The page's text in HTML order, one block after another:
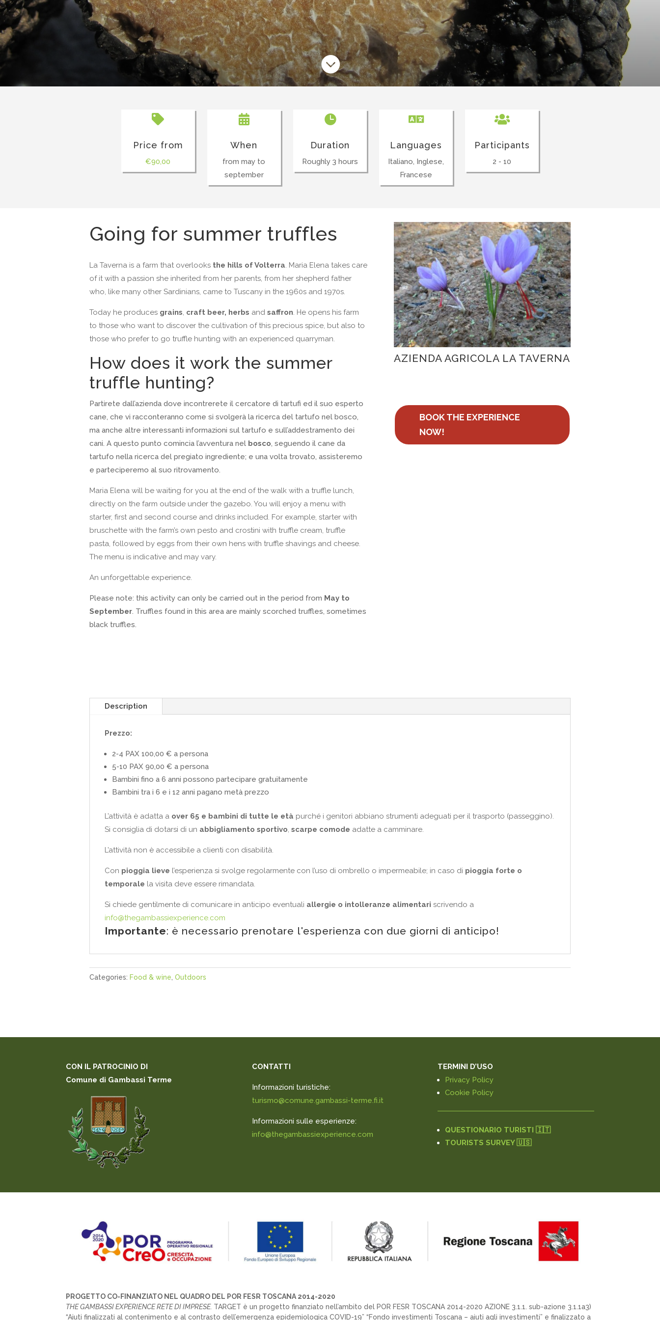


Price from
€90,00

When
from may to
september

Duration
Roughly 3 hours

Languages
Italiano, Inglese,
Francese

Participants
2 - 10
Going for summer truffles
La Taverna is a farm that overlooks the hills of Volterra. Maria Elena takes care
of it with a passion she inherited from her parents, from her shepherd father
who, like many other Sardinians, came to Tuscany in the 1960s and 1970s.
Today he produces grains, craft beer, herbs and saffron. He opens his farm
to those who want to discover the cultivation of this precious spice, but also to
those who prefer to go truffle hunting with an experienced quarryman.
How does it work the summer
truffle hunting?
Partirete dall’azienda dove incontrerete il cercatore di tartufi ed il suo esperto
cane, che vi racconteranno come si svolgerà la ricerca del tartufo nel bosco,
ma anche altre interessanti informazioni sul tartufo e sull’addestramento dei
cani. A questo punto comincia l’avventura nel bosco, seguendo il cane da
tartufo nella ricerca del pregiato ingrediente; e una volta trovato, assisteremo
e parteciperemo al suo ritrovamento.
Maria Elena will be waiting for you at the end of the walk with a truffle lunch,
directly on the farm outside under the gazebo. You will enjoy a menu with
starter, first and second course and drinks included. For example, starter with
bruschette with the farm’s own pesto and crostini with truffle cream, truffle
pasta, followed by eggs from their own hens with truffle shavings and cheese.
The menu is indicative and may vary.
An unforgettable experience.
Please note: this activity can only be carried out in the period from May to
September. Truffles found in this area are mainly scorched truffles, sometimes
black truffles.
AZIENDA AGRICOLA LA TAVERNA
BOOK THE EXPERIENCE
NOW!
Description
Prezzo:
2-4 PAX 100,00 € a persona
5-10 PAX 90,00 € a persona
Bambini fino a 6 anni possono partecipare gratuitamente
Bambini tra i 6 e i 12 anni pagano metà prezzo
L’attività è adatta a over 65 e bambini di tutte le età purché i genitori abbiano strumenti adeguati per il trasporto (passeggino).
Si consiglia di dotarsi di un abbigliamento sportivo, scarpe comode adatte a camminare.
L’attività non è accessibile a clienti con disabilità.
Con pioggia lieve l’esperienza si svolge regolarmente con l’uso di ombrello o impermeabile; in caso di pioggia forte o
temporale la visita deve essere rimandata.
Si chiede gentilmente di comunicare in anticipo eventuali allergie o intolleranze alimentari scrivendo a
info@thegambassiexperience.com
Importante: è necessario prenotare l'esperienza con due giorni di anticipo!
Categories: Food & wine Outdoors
CON IL PATROCINIO DI
Comune di Gambassi Terme
CONTATTI
Informazioni turistiche:
turismo@comune.gambassi-terme.fi.it
Informazioni sulle esperienze:
info@thegambassiexperience.com
TERMINI D’USO
Privacy Policy
Cookie Policy
QUESTIONARIO TURISTI 🇮🇹
TOURISTS SURVEY 🇺🇸
PROGETTO CO-FINANZIATO NEL QUADRO DEL POR FESR TOSCANA 2014-2020
THE GAMBASSI EXPERIENCE RETE DI IMPRESE. TARGET è un progetto finanziato nell’ambito del POR FESR TOSCANA 2014-2020 AZIONE 3.1.1. sub-azione 3.1.1a3)
“Aiuti finalizzati al contenimento e al contrasto dell’emergenza epidemiologica COVID-19” “Fondo investimenti Toscana – aiuti agli investimenti” e finalizzato a